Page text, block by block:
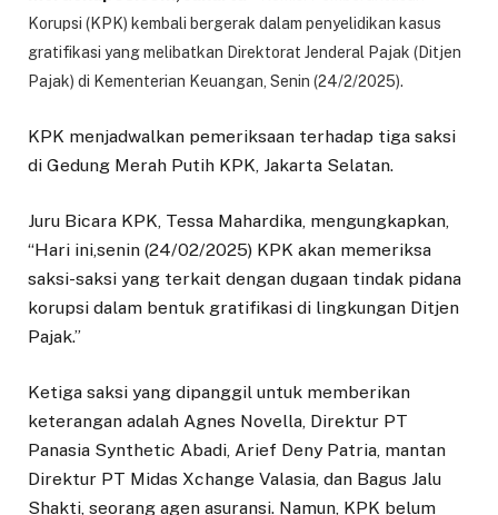
Korupsi (KPK) kembali bergerak dalam penyelidikan kasus
gratifikasi yang melibatkan Direktorat Jenderal Pajak (Ditjen
Pajak) di Kementerian Keuangan, Senin (24/2/2025).
KPK menjadwalkan pemeriksaan terhadap tiga saksi
di Gedung Merah Putih KPK, Jakarta Selatan.
Juru Bicara KPK, Tessa Mahardika, mengungkapkan,
“Hari ini,senin (24/02/2025) KPK akan memeriksa
saksi-saksi yang terkait dengan dugaan tindak pidana
korupsi dalam bentuk gratifikasi di lingkungan Ditjen
Pajak.”
Ketiga saksi yang dipanggil untuk memberikan
keterangan adalah Agnes Novella, Direktur PT
Panasia Synthetic Abadi, Arief Deny Patria, mantan
Direktur PT Midas Xchange Valasia, dan Bagus Jalu
Shakti, seorang agen asuransi. Namun, KPK belum